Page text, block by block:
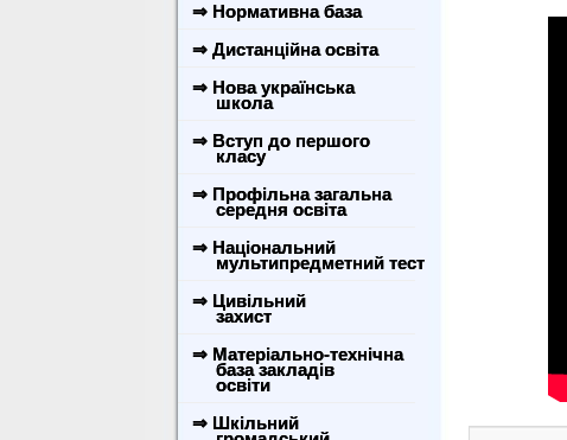
⇒ Нормативна база
⇒ Дистанційна освіта
⇒ Нова українська
школа
⇒ Вступ до першого
класу
⇒ Профільна загальна
середня освіта
⇒ Національний
мультипредметний тест
⇒ Цивільний
захист
⇒ Матеріально-технічна
база закладів
освіти
⇒ Шкільний